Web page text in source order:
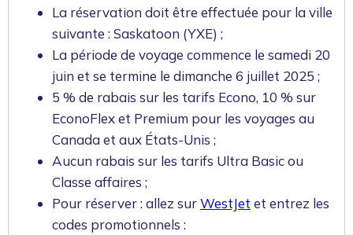
La réservation doit être effectuée pour la ville
suivante : Saskatoon (YXE) ;
La période de voyage commence le samedi 20
juin et se termine le dimanche 6 juillet 2025 ;
5 % de rabais sur les tarifs Econo, 10 % sur
EconoFlex et Premium pour les voyages au
Canada et aux États-Unis ;
Aucun rabais sur les tarifs Ultra Basic ou
Classe affaires ;
Pour réserver : allez surWestJet et entrez les
codes promotionnels :